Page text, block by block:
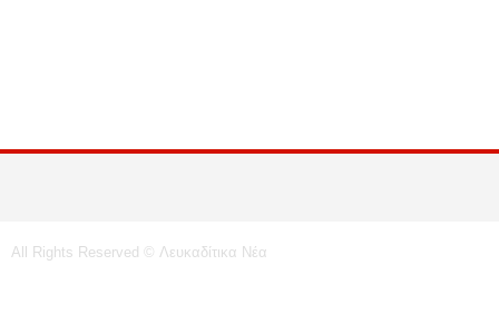
All Rights Reserved © Λευκαδίτικα Νέα